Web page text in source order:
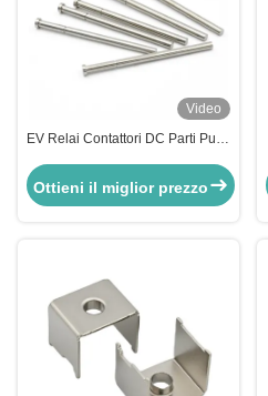
Video
EV Relai Contattori DC Parti Push
elettroforesi, elettro lucidatura
Ottieni il miglior prezzo